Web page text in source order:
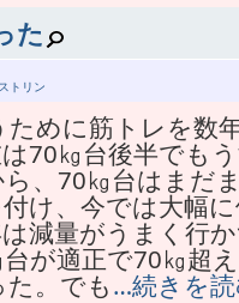
た
トリン
めに筋トレを数
70㎏台後半でも
、70㎏台はまだ
け、今では大幅
減量がうまく行
が適正で70㎏超
。でも…続きを